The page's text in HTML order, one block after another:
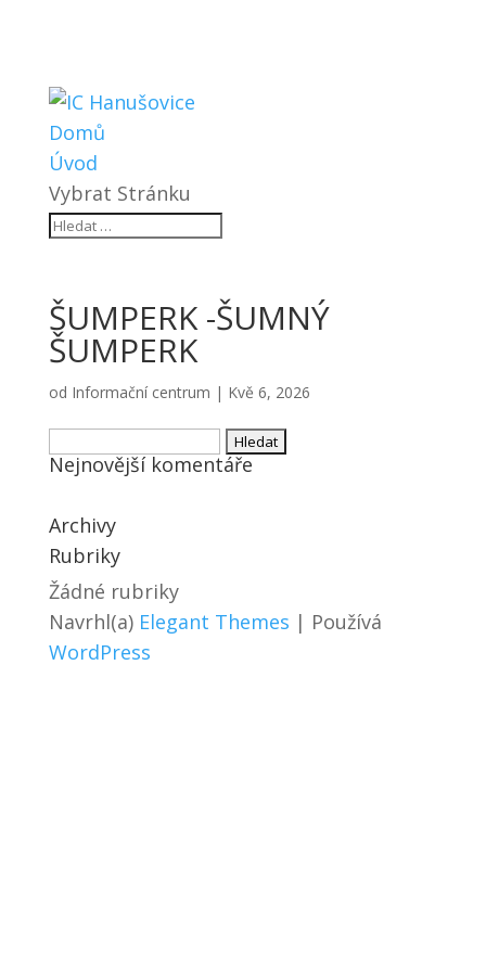
Domů
Úvod
Vybrat Stránku
ŠUMPERK -ŠUMNÝ
ŠUMPERK
od Informační centrum | Kvě 6, 2026
Vyhledávání
Nejnovější komentáře
Archivy
Rubriky
Žádné rubriky
Navrhl(a) Elegant Themes | Používá
WordPress